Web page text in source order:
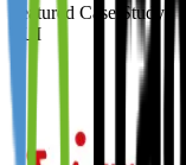
Featured Case Study
TUI